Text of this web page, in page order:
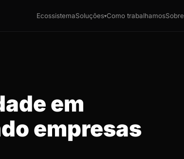
EcossistemaSoluções▾Como trabalhamosSobre
em
empresas